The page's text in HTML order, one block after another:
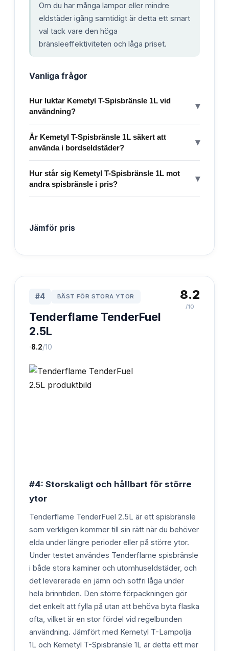
Om du har många lampor eller mindre
eldstäder igång samtidigt är detta ett smart
val tack vare den höga
bränsleeffektiviteten och låga priset.
Vanliga frågor
Hur luktar Kemetyl T-Spisbränsle 1L vid
användning?
▾
Är Kemetyl T-Spisbränsle 1L säkert att
använda i bordseldstäder?
▾
Hur står sig Kemetyl T-Spisbränsle 1L mot
andra spisbränsle i pris?
▾
Jämför pris
#4 BÄST FÖR STORA YTOR
Tenderflame TenderFuel
2.5L
·8.2/10
8.2
/10
#4: Storskaligt och hållbart för större
ytor
Tenderflame TenderFuel 2.5L är ett spisbränsle
som verkligen kommer till sin rätt när du behöver
elda under längre perioder eller på större ytor.
Under testet användes Tenderflame spisbränsle
i både stora kaminer och utomhuseldstäder, och
det levererade en jämn och sotfri låga under
hela brinntiden. Den större förpackningen gör
det enkelt att fylla på utan att behöva byta flaska
ofta, vilket är en stor fördel vid regelbunden
användning. Jämfört med Kemetyl T-Lampolja
1L och Kemetyl T-Spisbränsle 1L är detta ett mer